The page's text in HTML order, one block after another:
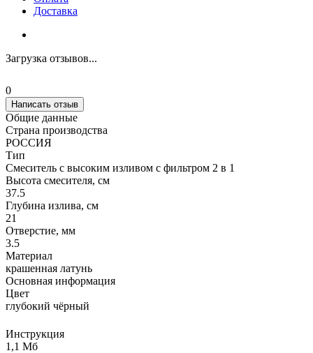
Доставка
Загрузка отзывов...
0
Написать отзыв
Общие данные
Страна производства
РОССИЯ
Тип
Смеситель с высоким изливом с фильтром 2 в 1
Высота смесителя, см
37.5
Глубина излива, см
21
Отверстие, мм
3.5
Материал
крашенная латунь
Основная информация
Цвет
глубокий чёрный
Инструкция
1,1 Мб